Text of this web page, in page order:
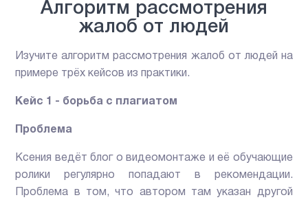
Алгоритм рассмотрения
жалоб от людей
Изучите алгоритм рассмотрения жалоб от людей на
примере трёх кейсов из практики.
Кейс 1 - борьба с плагиатом
Проблема
Ксения ведёт блог о видеомонтаже и её обучающие
ролики регулярно попадают в рекомендации.
Проблема в том, что автором там указан другой